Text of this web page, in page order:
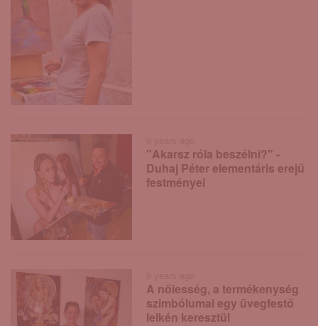
"Akarsz róla beszélni?" -
Duhaj Péter elementáris erejű
festményei
A nőiesség, a termékenység
szimbólumai egy üvegfestő
lelkén keresztül